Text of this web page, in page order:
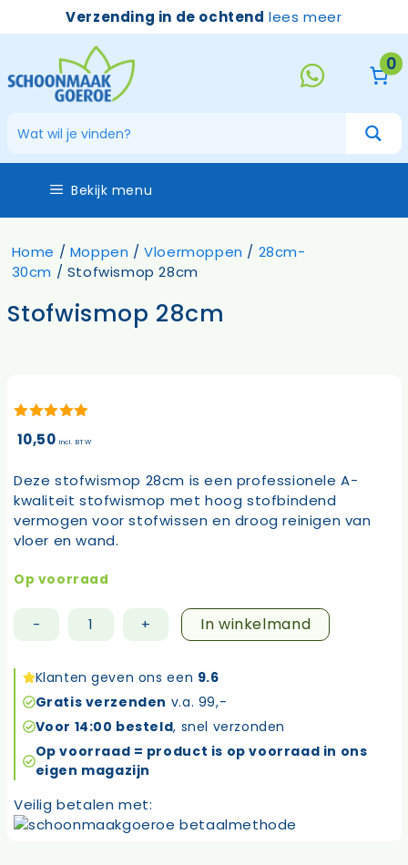
Verzending in de ochtend lees meer
0
Bekijk menu
Home / Moppen /Vloermoppen / 28cm-
30cm / Stofwismop 28cm
Stofwismop 28cm
10,50 incl. BTW
Deze stofwismop 28cm is een professionele A-
kwaliteit stofwismop met hoog stofbindend
vermogen voor stofwissen en droog reinigen van
vloer en wand.
Op voorraad
-
Stofwismop
aantal
+ In winkelmand
Klanten geven ons een 9.6
Gratis verzenden v.a. 99,-
Voor 14:00 besteld, snel verzonden
Op voorraad = product is op voorraad in ons
eigen magazijn
Veilig betalen met: